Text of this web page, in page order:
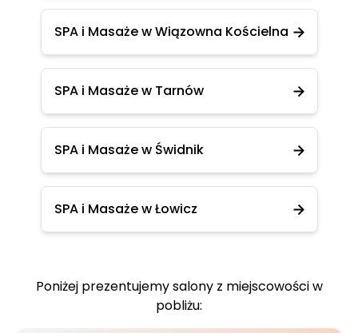
SPA i Masaże w Wiązowna Kościelna
SPA i Masaże w Tarnów
SPA i Masaże w Świdnik
SPA i Masaże w Łowicz
Poniżej prezentujemy salony z miejscowości w
pobliżu: